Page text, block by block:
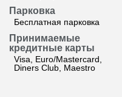
Парковка
Бесплатная парковка
Принимаемые
кредитные карты
Visa, Euro/Mastercard,
Diners Club, Maestro